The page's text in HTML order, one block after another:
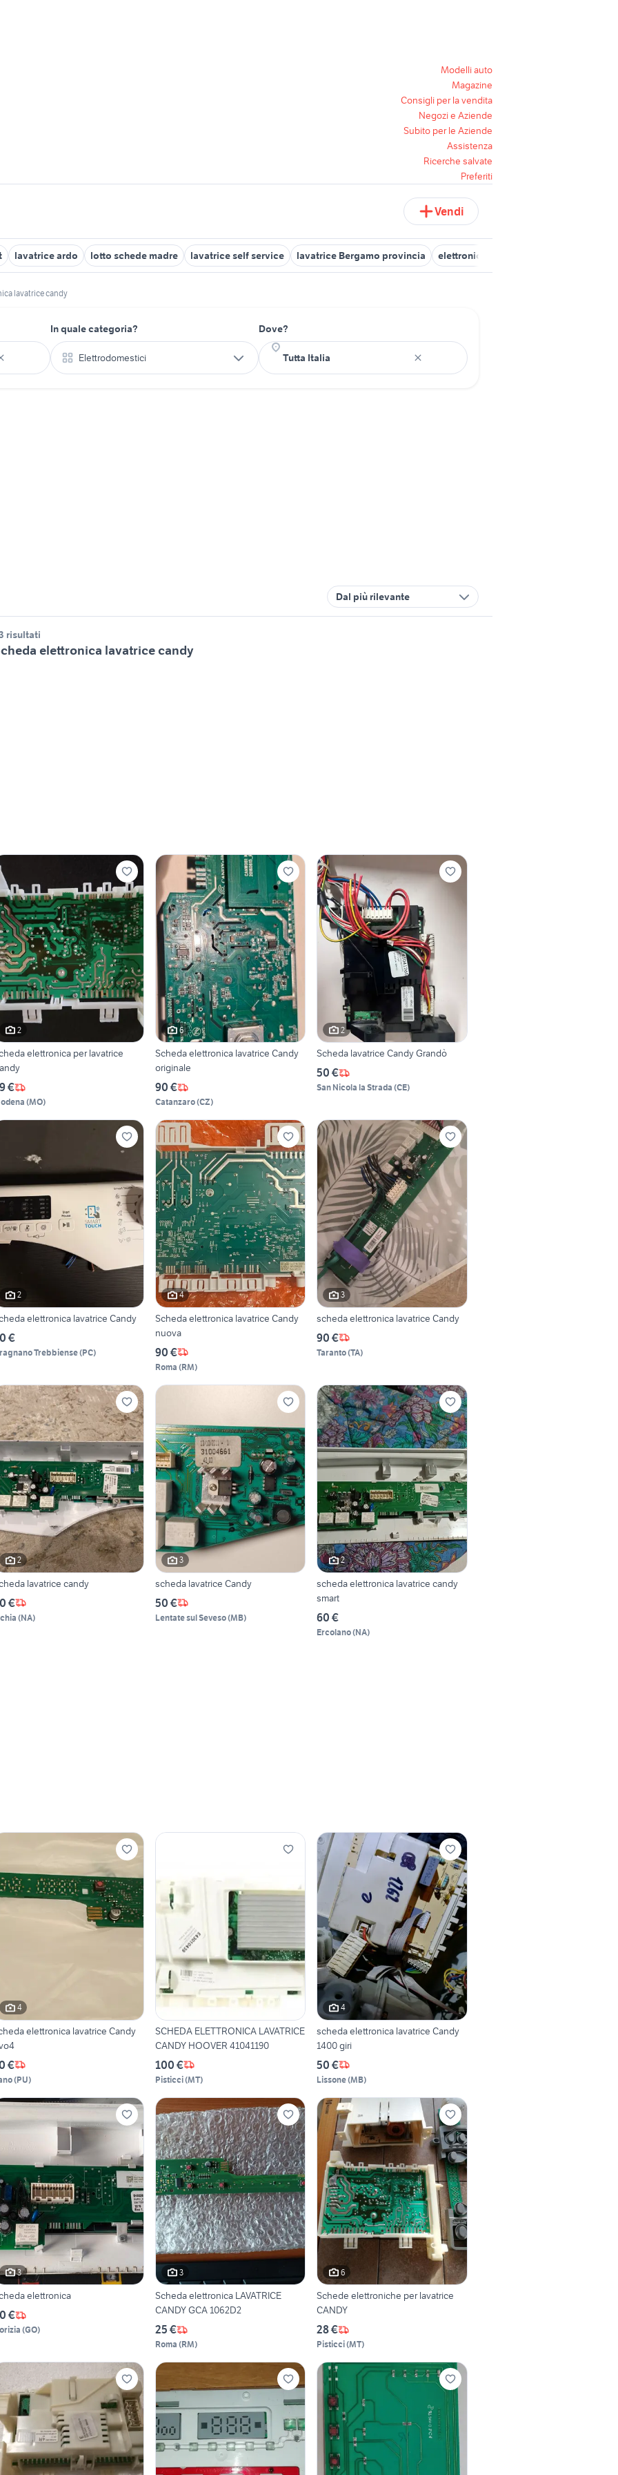
Modelli auto
Magazine
Consigli per la vendita
Negozi e Aziende
Subito per le Aziende
Assistenza
Ricerche salvate
Preferiti
Vendi
lavatrice ardo lotto schede madre lavatrice self service lavatrice Bergamo provincia elettronica Catania provincia
lavatrice candy
In quale categoria?
Elettrodomestici
Dove?
Dal più rilevante
risultati
elettronica lavatrice candy
2
elettronica per lavatrice
€
(MO)
6
Scheda elettronica lavatrice Candy
originale
90 €
Catanzaro(CZ)
2
Scheda lavatrice Candy Grandò
50 €
San Nicola la Strada (CE)
2
elettronica lavatrice Candy
€
Trebbiense(PC)
4
Scheda elettronica lavatrice Candy
nuova
90 €
Roma (RM)
3
scheda elettronica lavatrice Candy
90 €
Taranto(TA)
2
lavatrice candy
€
(NA)
3
scheda lavatrice Candy
50 €
Lentate sul Seveso(MB)
2
scheda elettronica lavatrice candy
smart
60 €
Ercolano(NA)
4
elettronica lavatrice Candy
€
(PU)
SCHEDA ELETTRONICA LAVATRICE
CANDY HOOVER 41041190
100 €
Pisticci(MT)
4
scheda elettronica lavatrice Candy
1400 giri
50 €
Lissone(MB)
3
elettronica
€
(GO)
3
Scheda elettronica LAVATRICE
CANDY GCA 1062D2
25 €
Roma (RM)
6
Schede elettroniche per lavatrice
CANDY
28 €
Pisticci(MT)